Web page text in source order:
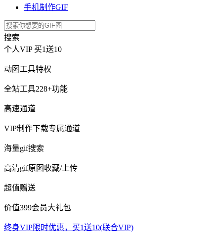
手机制作GIF
搜索
个人VIP 买1送10
动图工具特权
全站工具228+功能
高速通道
VIP制作下载专属通道
海量gif搜索
高清gif原图收藏/上传
超值赠送
价值399会员大礼包
终身VIP限时优惠，买1送10(联合VIP)